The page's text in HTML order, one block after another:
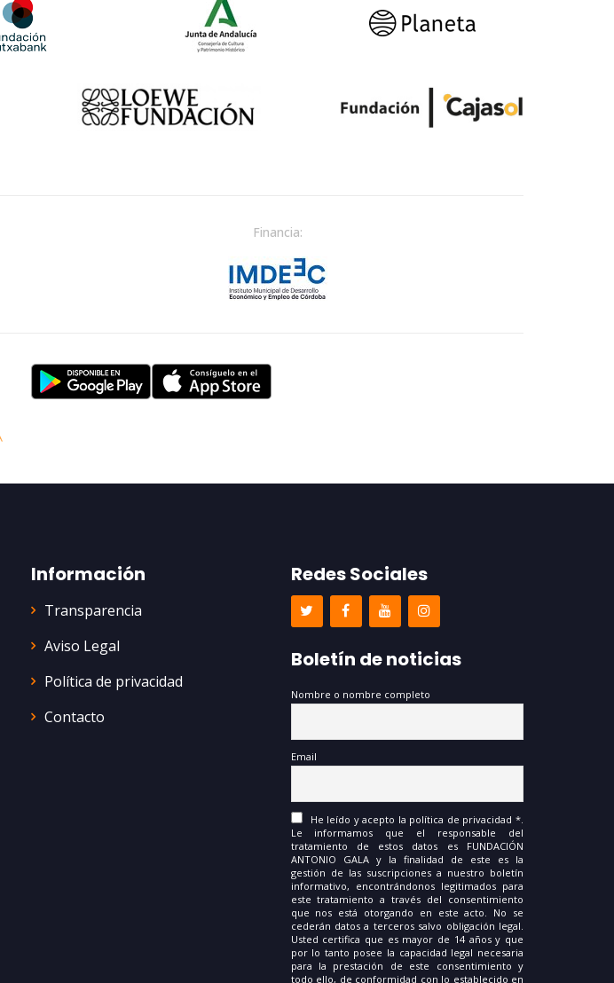
Financia:
Información
Transparencia
Aviso Legal
Política de privacidad
Contacto
Redes Sociales
Boletín de noticias
Nombre o nombre completo
Email
He leído y acepto la política de privacidad *.
Le informamos que el responsable del
tratamiento de estos datos es FUNDACIÓN
ANTONIO GALA y la finalidad de este es la
gestión de las suscripciones a nuestro boletín
informativo, encontrándonos legitimados para
este tratamiento a través del consentimiento
que nos está otorgando en este acto. No se
cederán datos a terceros salvo obligación legal.
Usted certifica que es mayor de 14 años y que
por lo tanto posee la capacidad legal necesaria
para la prestación de este consentimiento y
todo ello, de conformidad con lo establecido en